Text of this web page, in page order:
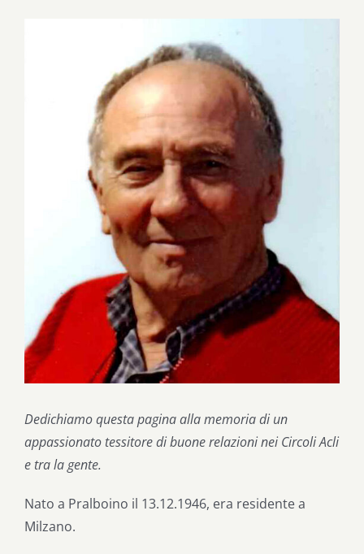
Dedichiamo questa pagina alla memoria di un
appassionato tessitore di buone relazioni nei Circoli Acli
e tra la gente.
Nato a Pralboino il 13.12.1946, era residente a
Milzano.